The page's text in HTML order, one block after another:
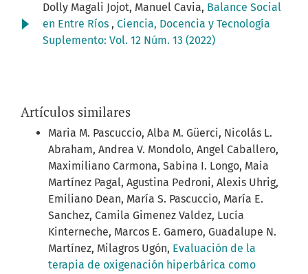
Dolly Magali Jojot, Manuel Cavia, Balance Social
en Entre Ríos , Ciencia, Docencia y Tecnología
Suplemento: Vol. 12 Núm. 13 (2022)
Artículos similares
Maria M. Pascuccio, Alba M. Güerci, Nicolás L.
Abraham, Andrea V. Mondolo, Angel Caballero,
Maximiliano Carmona, Sabina I. Longo, Maia
Martínez Pagal, Agustina Pedroni, Alexis Uhrig,
Emiliano Dean, María S. Pascuccio, María E.
Sanchez, Camila Gimenez Valdez, Lucía
Kinterneche, Marcos E. Gamero, Guadalupe N.
Martínez, Milagros Ugón, Evaluación de la
terapia de oxigenación hiperbárica como